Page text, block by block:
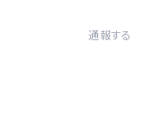
通報する